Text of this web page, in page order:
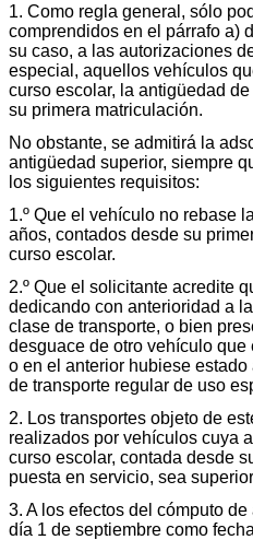
1. Como regla general, sólo
comprendidos en el párrafo a)
su caso, a las autorizaciones
especial, aquellos vehículos
curso escolar, la antigüedad
su primera matriculación.
No obstante, se admitirá la
antigüedad superior, siempre
los siguientes requisitos:
1.º Que el vehículo no rebase
años, contados desde su
curso escolar.
2.º Que el solicitante acredite
dedicando con anterioridad a
clase de transporte, o bien
desguace de otro vehículo
o en el anterior hubiese
de transporte regular de uso
2. Los transportes objeto de
realizados por vehículos cuya
curso escolar, contada desde
puesta en servicio, sea
3. A los efectos del cómputo
día 1 de septiembre como